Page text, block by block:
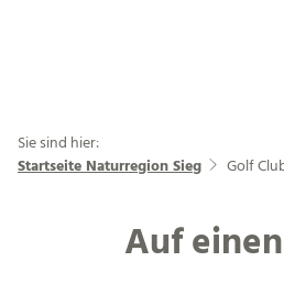
Sie sind hier:
Startseite Naturregion Sieg
Golf
Auf